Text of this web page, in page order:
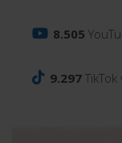
8.505
9.297